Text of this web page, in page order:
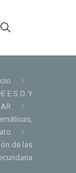
E.S.O. Y
de las